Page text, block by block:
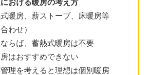
おける暖房の考え方
式暖房、薪ストーブ、床暖房等
わせ）
らば、蓄熱式暖房は不要
はおすすめできない
理を考えると理想は個別暖房